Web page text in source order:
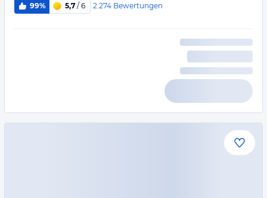
99% 5,7 / 6 2.274 Bewertungen